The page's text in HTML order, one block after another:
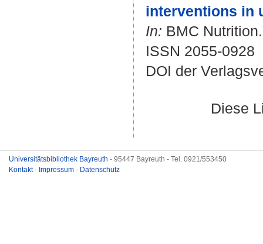
interventions in
In: BMC
ISSN 2055-0928
DOI der
Diese
Universitätsbibliothek Bayreuth - 95447 Bayreuth - Tel. 0921/553450
Kontakt- Impressum - Datenschutz